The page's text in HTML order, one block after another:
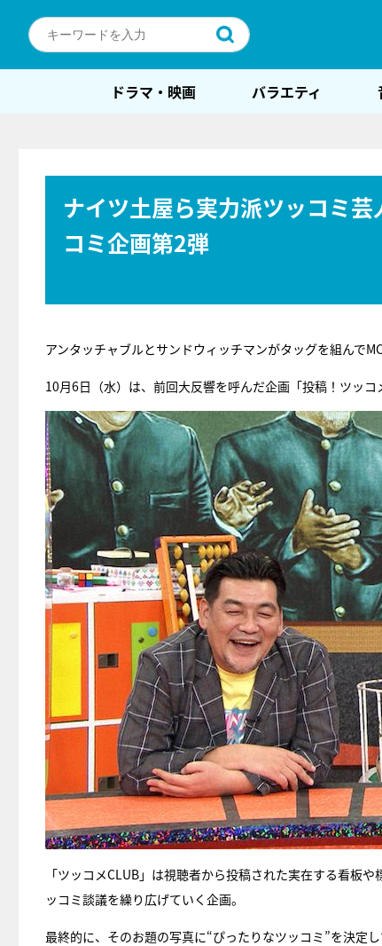
ドラマ・映画 バラエティ
ナイツ土屋ら実力派ツッコミ
コミ企画第2弾
アンタッチャブルとサンドウィッチマンがタッグを組んで
10月6日（水）は、前回大反響を呼んだ企画「投稿！ツッコ
「ツッコメCLUB」は視聴者から投稿された実在する看板
ッコミ談議を繰り広げていく企画。
最終的に、そのお題の写真に“ぴったりなツッコミ”を決定し